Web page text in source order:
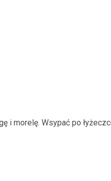
i morelę. Wsypać po